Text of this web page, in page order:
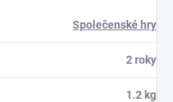
Společenské hry
2 roky
1.2 kg